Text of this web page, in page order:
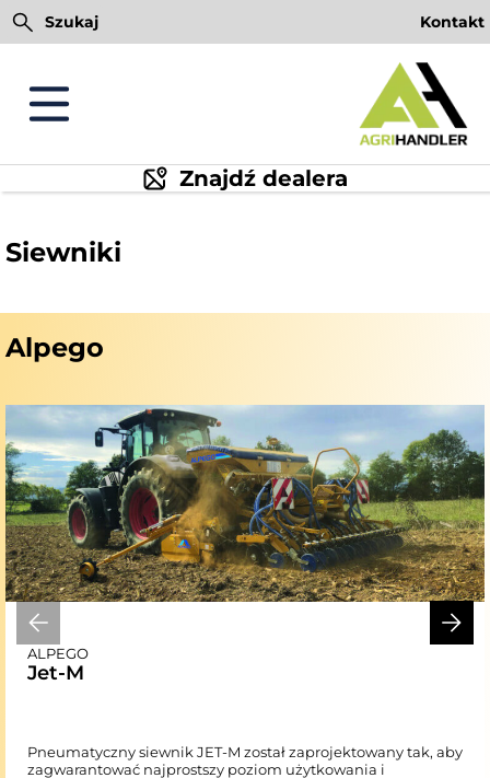
PrzejdźSzukaj Kontakt
Znajdź dealera
Siewniki
Alpego
ALPEGO
Jet-M
Pneumatyczny siewnik JET-M został zaprojektowany tak, aby
zagwarantować najprostszy poziom użytkowania i